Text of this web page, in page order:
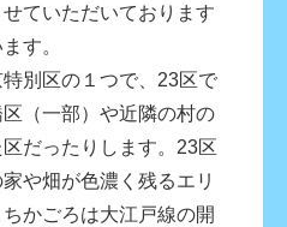
ていただいております
す。
別区の１つで、23区で
（一部）や近隣の村の
だったりします。23区
や畑が色濃く残るエリ
かごろは大江戸線の開